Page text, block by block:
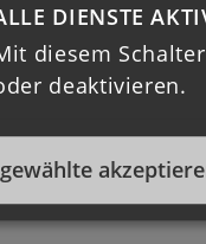
DIENSTE
diesem
deaktivieren.